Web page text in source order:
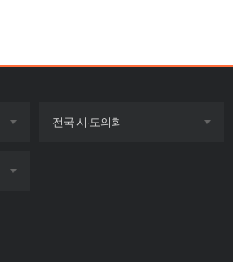
전국 시·도의회